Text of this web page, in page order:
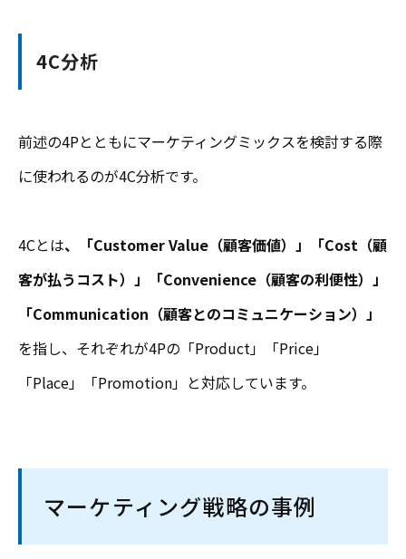
4C分析
前述の4Pとともにマーケティングミックスを検討する際
に使われるのが4C分析です。
4Cとは、「Customer Value（顧客価値）」「Cost（顧
客が払うコスト）」「Convenience（顧客の利便性）」
「Communication（顧客とのコミュニケーション）」
を指し、それぞれが4Pの「Product」「Price」
「Place」「Promotion」と対応しています。
マーケティング戦略の事例